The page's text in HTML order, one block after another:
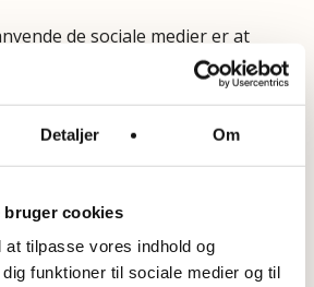
Detaljer Om
bruger cookies
tilpasse vores indhold og
funktioner til sociale medier og til
de sociale medier er at
følgere opdaterede på bl.a. på
mv.
i markedsføring